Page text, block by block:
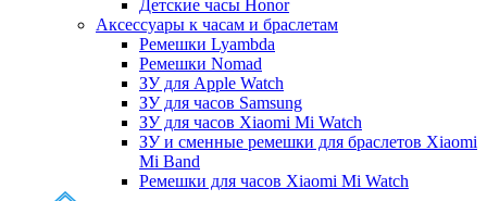
Детские часы Honor
Аксессуары к часам и браслетам
Ремешки Lyambda
Ремешки Nomad
ЗУ для Apple Watch
ЗУ для часов Samsung
ЗУ для часов Xiaomi Mi Watch
ЗУ и сменные ремешки для браслетов Xiaomi
Mi Band
Ремешки для часов Xiaomi Mi Watch